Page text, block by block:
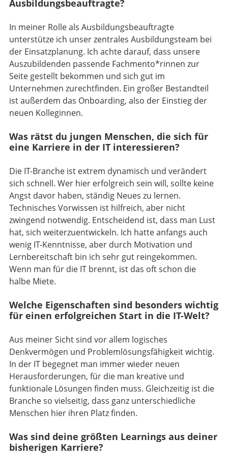
Ausbildungsbeauftragte?
In meiner Rolle als Ausbildungsbeauftragte
unterstütze ich unser zentrales Ausbildungsteam bei
der Einsatzplanung. Ich achte darauf, dass unsere
Auszubildenden passende Fachmento*rinnen zur
Seite gestellt bekommen und sich gut im
Unternehmen zurechtfinden. Ein großer Bestandteil
ist außerdem das Onboarding, also der Einstieg der
neuen Kolleginnen.
Was rätst du jungen Menschen, die sich für
eine Karriere in der IT interessieren?
Die IT-Branche ist extrem dynamisch und verändert
sich schnell. Wer hier erfolgreich sein will, sollte keine
Angst davor haben, ständig Neues zu lernen.
Technisches Vorwissen ist hilfreich, aber nicht
zwingend notwendig. Entscheidend ist, dass man Lust
hat, sich weiterzuentwickeln. Ich hatte anfangs auch
wenig IT-Kenntnisse, aber durch Motivation und
Lernbereitschaft bin ich sehr gut reingekommen.
Wenn man für die IT brennt, ist das oft schon die
halbe Miete.
Welche Eigenschaften sind besonders wichtig
für einen erfolgreichen Start in die IT-Welt?
Aus meiner Sicht sind vor allem logisches
Denkvermögen und Problemlösungsfähigkeit wichtig.
In der IT begegnet man immer wieder neuen
Herausforderungen, für die man kreative und
funktionale Lösungen finden muss. Gleichzeitig ist die
Branche so vielseitig, dass ganz unterschiedliche
Menschen hier ihren Platz finden.
Was sind deine größten Learnings aus deiner
bisherigen Karriere?